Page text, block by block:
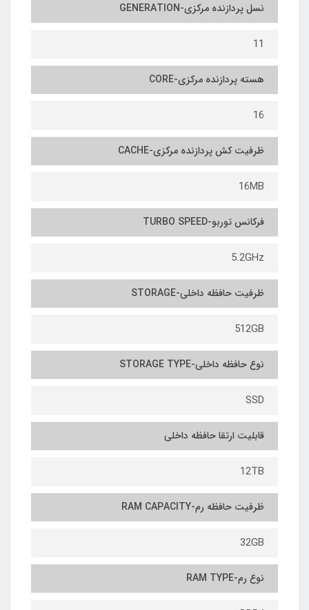
نسل پردازنده مرکزی-GENERATION
11
هسته پردازنده مرکزی-CORE
16
ظرفیت کش پردازنده مرکزی-CACHE
16MB
فرکانس توربو-TURBO SPEED
5.2GHz
ظرفیت حافظه داخلی-STORAGE
512GB
نوع حافظه داخلی-STORAGE TYPE
SSD
قابلیت ارتقا حافظه داخلی
12TB
ظرفیت حافظه رم-RAM CAPACITY
32GB
نوع رم-RAM TYPE